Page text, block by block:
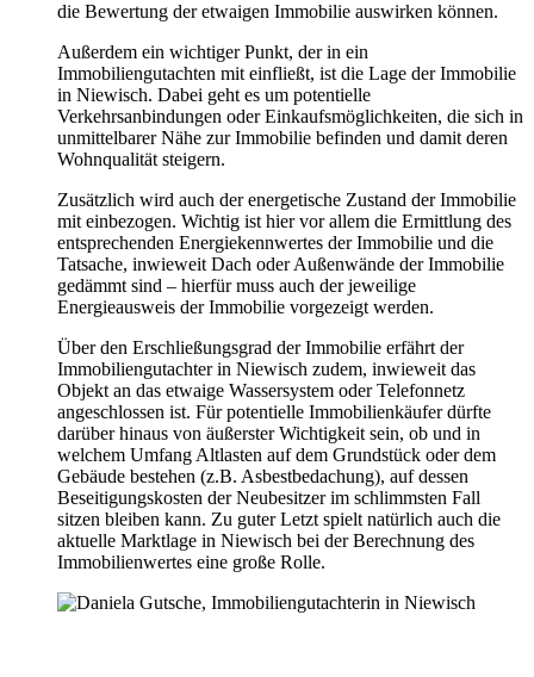
die Bewertung der etwaigen Immobilie auswirken können.
Außerdem ein wichtiger Punkt, der in ein
Immobiliengutachten mit einfließt, ist die Lage der Immobilie
in Niewisch. Dabei geht es um potentielle
Verkehrsanbindungen oder Einkaufsmöglichkeiten, die sich in
unmittelbarer Nähe zur Immobilie befinden und damit deren
Wohnqualität steigern.
Zusätzlich wird auch der energetische Zustand der Immobilie
mit einbezogen. Wichtig ist hier vor allem die Ermittlung des
entsprechenden Energiekennwertes der Immobilie und die
Tatsache, inwieweit Dach oder Außenwände der Immobilie
gedämmt sind – hierfür muss auch der jeweilige
Energieausweis der Immobilie vorgezeigt werden.
Über den Erschließungsgrad der Immobilie erfährt der
Immobiliengutachter in Niewisch zudem, inwieweit das
Objekt an das etwaige Wassersystem oder Telefonnetz
angeschlossen ist. Für potentielle Immobilienkäufer dürfte
darüber hinaus von äußerster Wichtigkeit sein, ob und in
welchem Umfang Altlasten auf dem Grundstück oder dem
Gebäude bestehen (z.B. Asbestbedachung), auf dessen
Beseitigungskosten der Neubesitzer im schlimmsten Fall
sitzen bleiben kann. Zu guter Letzt spielt natürlich auch die
aktuelle Marktlage in Niewisch bei der Berechnung des
Immobilienwertes eine große Rolle.